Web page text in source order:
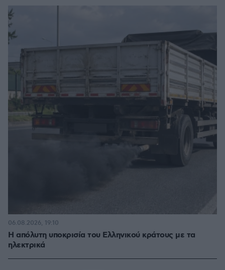
Η απόλυτη υποκρισία του Ελληνικού κράτους με τα
ηλεκτρικά
06.08.2026, 19:10